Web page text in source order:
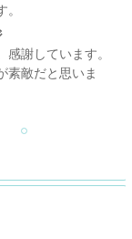
謝しています。
素敵だと思いま